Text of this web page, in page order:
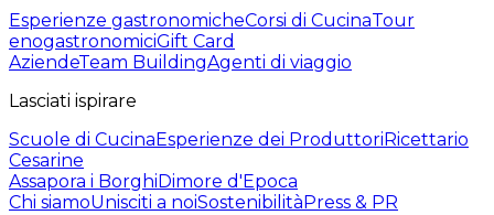
Esperienze gastronomicheCorsi di CucinaTour
enogastronomiciGift Card
AziendeTeam BuildingAgenti di viaggio
Lasciati ispirare
Scuole di CucinaEsperienze dei ProduttoriRicettario
Cesarine
Assapora i BorghiDimore d'Epoca
Chi siamoUnisciti a noiSostenibilitàPress & PR